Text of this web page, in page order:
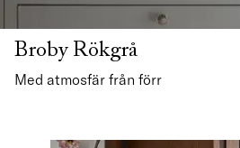
Broby Rökgrå
Med atmosfär från förr